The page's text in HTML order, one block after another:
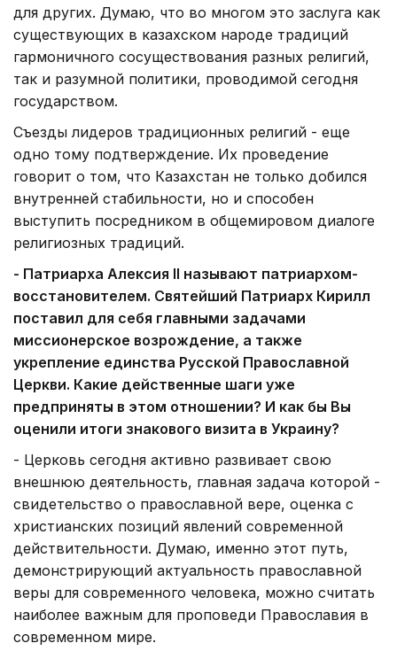
для других. Думаю, что во многом это заслуга как
существующих в казахском народе традиций
гармоничного сосуществования разных религий,
так и разумной политики, проводимой сегодня
государством.
Съезды лидеров традиционных религий - еще
одно тому подтверждение. Их проведение
говорит о том, что Казахстан не только добился
внутренней стабильности, но и способен
выступить посредником в общемировом диалоге
религиозных традиций.
- Патриарха Алексия II называют патриархом-
восстановителем. Святейший Патриарх Кирилл
поставил для себя главными задачами
миссионерское возрождение, а также
укрепление единства Русской Православной
Церкви. Какие действенные шаги уже
предприняты в этом отношении? И как бы Вы
оценили итоги знакового визита в Украину?
- Церковь сегодня активно развивает свою
внешнюю деятельность, главная задача которой -
свидетельство о православной вере, оценка с
христианских позиций явлений современной
действительности. Думаю, именно этот путь,
демонстрирующий актуальность православной
веры для современного человека, можно считать
наиболее важным для проповеди Православия в
современном мире.